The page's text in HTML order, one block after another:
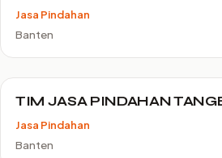
Jasa Pindahan
Banten
TIM JASA PINDAHAN
Jasa Pindahan
Banten